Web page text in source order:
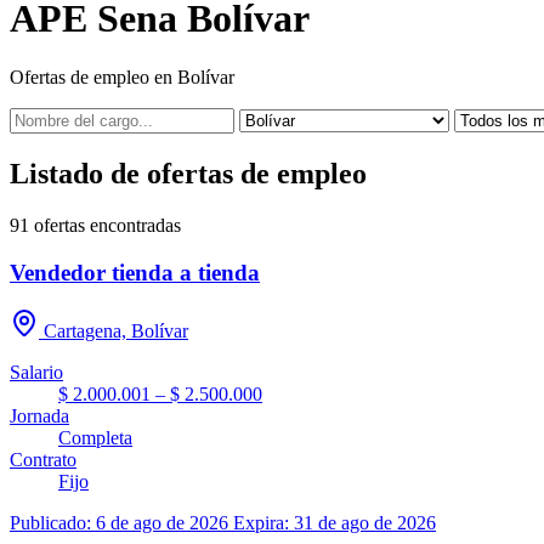
APE Sena Bolívar
Ofertas de empleo en Bolívar
Listado de ofertas de empleo
91 ofertas encontradas
Vendedor tienda a tienda
Cartagena, Bolívar
Salario
$ 2.000.001 – $ 2.500.000
Jornada
Completa
Contrato
Fijo
Publicado: 6 de ago de 2026 Expira: 31 de ago de 2026